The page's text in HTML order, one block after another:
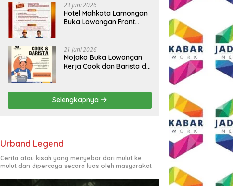
23 Juni 2026
Hotel Mahkota Lamongan
Buka Lowongan Front
Syaratnya
21 Juni 2026
Mojako Buka Lowongan
Kerja Cook dan Barista di
Selengkapnya
Urband Legend
Cerita atau kisah yang menyebar dari mulut ke
mulut dan dipercaya secara luas oleh masyarakat